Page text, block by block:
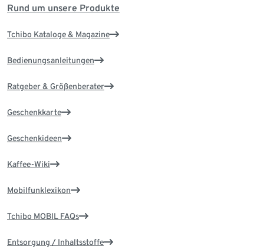
Rund um unsere Produkte
Tchibo Kataloge & Magazine
Bedienungsanleitungen
Ratgeber & Größenberater
Geschenkkarte
Geschenkideen
Kaffee-Wiki
Mobilfunklexikon
Tchibo MOBIL FAQs
Entsorgung / Inhaltsstoffe